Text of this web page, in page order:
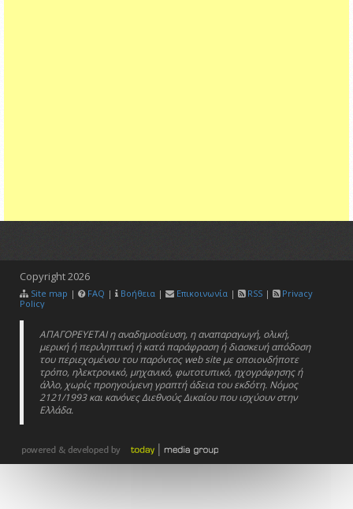
Copyright2026
Site map | FAQ | Βοήθεια | Επικοινωνία | RSS |
Privacy
Policy
ΑΠΑΓΟΡΕΥΕΤΑΙ η αναδημοσίευση, η αναπαραγωγή, ολική,
μερική ή περιληπτική ή κατά παράφραση ή διασκευή απόδοση
του περιεχομένου του παρόντος web site με οποιονδήποτε
τρόπο, ηλεκτρονικό, μηχανικό, φωτοτυπικό, ηχογράφησης ή
άλλο, χωρίς προηγούμενη γραπτή άδεια του εκδότη. Νόμος
2121/1993 και κανόνες Διεθνούς Δικαίου που ισχύουν στην
Ελλάδα.